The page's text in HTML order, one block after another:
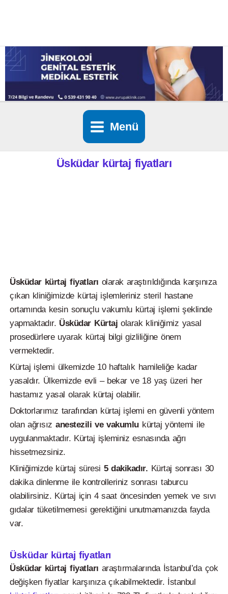
Menü
Üsküdar kürtaj fiyatları
Üsküdar kürtaj fiyatları olarak araştırıldığında karşınıza
çıkan kliniğimizde kürtaj işlemleriniz steril hastane
ortamında kesin sonuçlu vakumlu kürtaj işlemi şeklinde
yapmaktadır. ÜsküdarKürtajolarak kliniğimiz yasal
prosedürlere uyarak kürtaj bilgi gizliliğine önem
vermektedir.
Kürtaj işlemi ülkemizde 10 haftalık hamileliğe kadar
yasaldır. Ülkemizde evli – bekar ve 18 yaş üzeri her
hastamız yasal olarak kürtaj olabilir.
Doktorlarımız tarafından kürtaj işlemi en güvenli yöntem
olan ağrısızanestezili ve vakumlukürtaj yöntemi ile
uygulanmaktadır. Kürtaj işleminiz esnasında ağrı
hissetmezsiniz.
Kliniğimizde kürtaj süresi 5 dakikadır. Kürtaj sonrası 30
dakika dinlenme ile kontrolleriniz sonrası taburcu
olabilirsiniz. Kürtaj için 4 saat öncesinden yemek ve sıvı
gıdalar tüketilmemesi gerektiğini unutmamanızda fayda
var.
Üsküdar kürtaj fiyatları
Üsküdar kürtaj fiyatları araştırmalarında İstanbul’da çok
değişken fiyatlar karşınıza çıkabilmektedir. İstanbul